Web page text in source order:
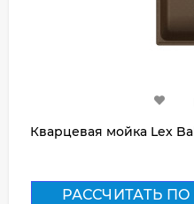
Кварцевая мойка Lex
РАССЧИТАТЬ